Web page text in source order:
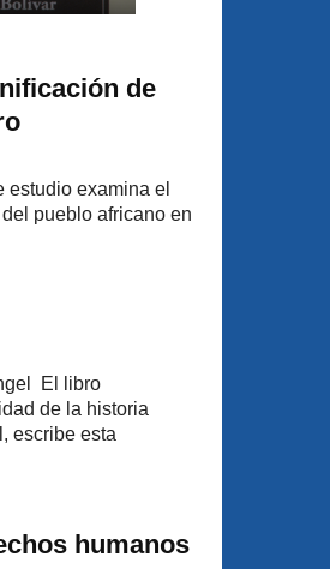
de
estudio examina el
pueblo africano en
El libro
de la historia
escribe esta
humanos